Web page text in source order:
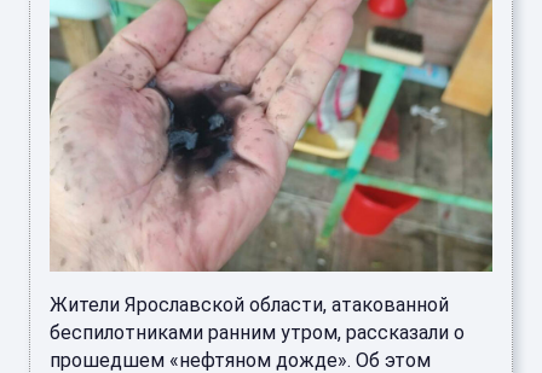
Жители Ярославской области, атакованной
беспилотниками ранним утром, рассказали о
прошедшем «нефтяном дожде». Об этом